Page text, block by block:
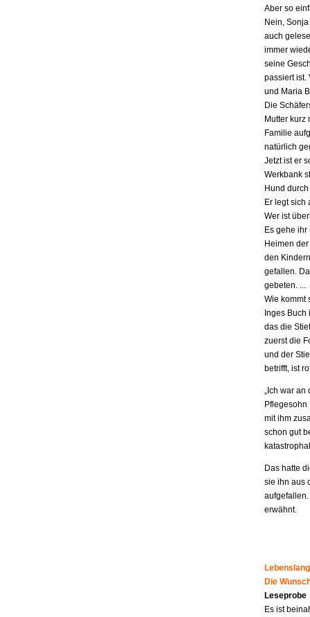
Aber so
Nein,
auch
immer
seine
passiert ist.
und Maria
Die
Mutter
Familie
natürlich
Jetzt ist er
Werkbank
Hund
Er legt sich
Wer ist
Es gehe
Heimen
den
gefallen.
gebeten. ...
Wie kommt
Inges
das die
zuerst die
und der
betrifft, ist
„Ich war
Pflegesohn
mit ihm
schon gut
Das hatte
sie ihn aus
erwähnt.
Die
Leseprobe
Es ist